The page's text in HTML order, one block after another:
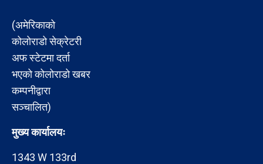
(अमेरिकाको
कोलोराडो सेक्रेटरी
अफ स्टेटमा दर्ता
भएको कोलोराडो खबर
कम्पनीद्वारा
सञ्चालित)
मुख्य कार्यालयः
1343 W 133rd